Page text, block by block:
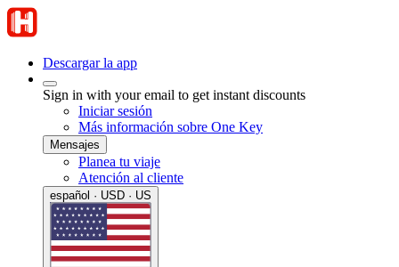
Descargar la app
Sign in with your email to get instant discounts
Iniciar sesión
Más información sobre One Key
Mensajes
Planea tu viaje
Atención al cliente
español · USD · US